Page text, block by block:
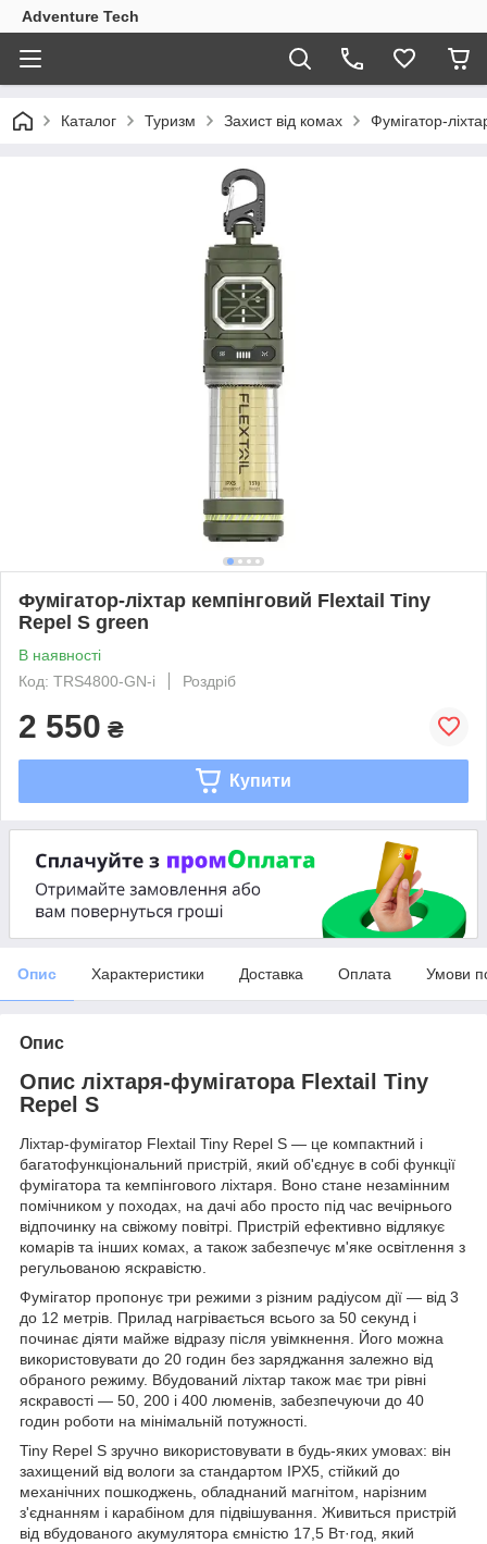
Adventure Tech
Каталог Туризм Захист від комах Фумігатор-
Фумігатор-ліхтар кемпінговий Flextail Tiny
Repel S green
В наявності
Код: TRS4800-GN-i
Роздріб
2 550 ₴
Купити
Опис Характеристики Доставка Оплата Умови
Опис
Опис ліхтаря-фумігатора Flextail Tiny
Repel S
Ліхтар-фумігатор Flextail Tiny Repel S — це компактний і
багатофункціональний пристрій, який об'єднує в собі функції
фумігатора та кемпінгового ліхтаря. Воно стане незамінним
помічником у походах, на дачі або просто під час вечірнього
відпочинку на свіжому повітрі. Пристрій ефективно відлякує
комарів та інших комах, а також забезпечує м'яке освітлення з
регульованою яскравістю.
Фумігатор пропонує три режими з різним радіусом дії — від 3
до 12 метрів. Прилад нагрівається всього за 50 секунд і
починає діяти майже відразу після увімкнення. Його можна
використовувати до 20 годин без заряджання залежно від
обраного режиму. Вбудований ліхтар також має три рівні
яскравості — 50, 200 і 400 люменів, забезпечуючи до 40
годин роботи на мінімальній потужності.
Tiny Repel S зручно використовувати в будь-яких умовах: він
захищений від вологи за стандартом IPX5, стійкий до
механічних пошкоджень, обладнаний магнітом, нарізним
з'єднанням і карабіном для підвішування. Живиться пристрій
від вбудованого акумулятора ємністю 17,5 Вт·год, який